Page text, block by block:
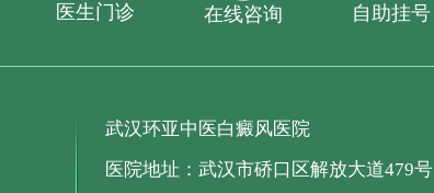
医生门诊 在线咨询 自助挂号
武汉环亚中医白癜风医院
医院地址：武汉市硚口区解放大道479号